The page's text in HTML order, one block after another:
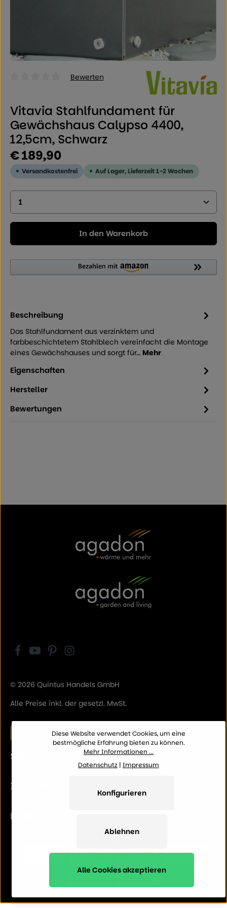
Durchschnittliche Bewertung von 0 von 5 Sternen
Bewerten
Vitavia Stahlfundament für
Gewächshaus Calypso 4400,
12,5cm, Schwarz
Regulärer Preis:
€ 189,90
Versandkostenfrei Auf Lager, Lieferzeit 1-2 Wochen
Produkt Anzahl: Geben Sie den gewünschten
In den Warenkorb
Beschreibung
Das Stahlfundament aus verzinktem und
farbbeschichtetem Stahlblech vereinfacht die Montage
eines Gewächshauses und sorgt für… Mehr
Eigenschaften
Hersteller
Bewertungen
© 2026 Quintus Handels GmbH
Alle Preise inkl. der gesetzl. MwSt.
Vertrag widerrufen
SERVICE
INFORMATION
KATEGORIEN
Diese Website verwendet Cookies, um eine
bestmögliche Erfahrung bieten zu können.
Mehr Informationen ...
Datenschutz | Impressum
Ablehnen
Konfigurieren
Alle Cookies akzeptieren